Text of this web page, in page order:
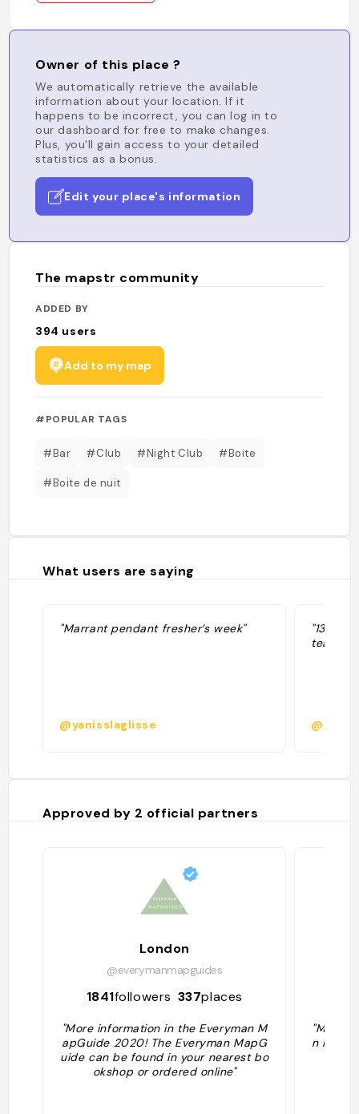
Owner of this place ?
We automatically retrieve the available
information about your location. If it
happens to be incorrect, you can log in to
our dashboard for free to make changes.
Plus, you'll gain access to your detailed
statistics as a bonus.
Edit your place's information
The mapstr community
ADDED BY
394 users
Add to my map
#POPULAR TAGS
#Bar #Club #Night Club #Boite
#Boite de nuit
What users are saying
"Marrant pendant fresher’s week"
@yanisslaglisse
"13.07
team"
@
Approved by 2 official partners
London
@everymanmapguides
1841followers 337places
"More information in the Everyman M
apGuide 2020! The Everyman MapG
uide can be found in your nearest bo
okshop or ordered online"
"More
n